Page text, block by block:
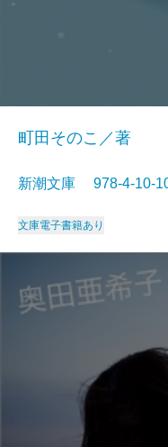
町田そのこ／著
新潮文庫 978-4-10-
文庫電子書籍あり